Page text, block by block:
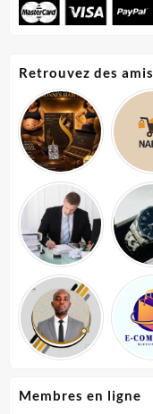
Retrouvez des amis
Membres en ligne